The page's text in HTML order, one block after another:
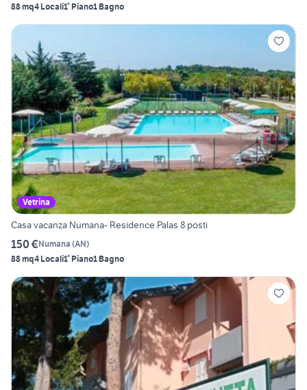
88 mq4 Locali1° Piano1 Bagno
Vetrina
Casa vacanza Numana- Residence Palas 8 posti
150 €Numana (AN)
88 mq4 Locali1° Piano1 Bagno